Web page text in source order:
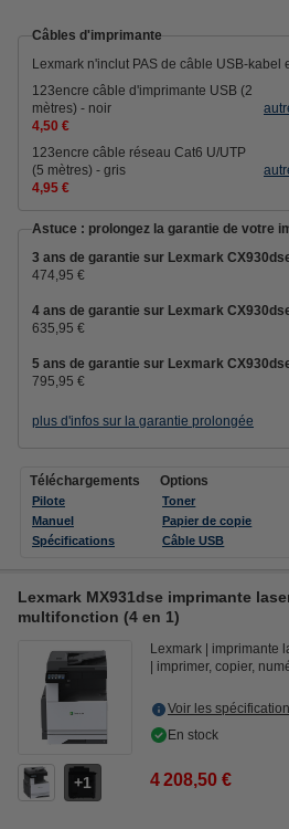
Câbles d'imprimante
Lexmark n'inclut PAS de câble USB-kabel
123encre câble d'imprimante USB (2
mètres) - noir
4,50 €
123encre câble réseau Cat6 U/UTP
(5 mètres) - gris
4,95 €
Astuce : prolongez la garantie de votre
3 ans de garantie sur Lexmark
474,95 €
4 ans de garantie sur Lexmark
635,95 €
5 ans de garantie sur Lexmark
795,95 €
plus d'infos sur la garantie prolongée
Téléchargements
Pilote
Manuel
Spécifications
Options
Toner
Papier de copie
Câble USB
Lexmark MX931dse imprimante
multifonction (4 en 1)
1
Lexmark
imprimante
imprimer, copier,
Voir les
En stock
4 208,50 €